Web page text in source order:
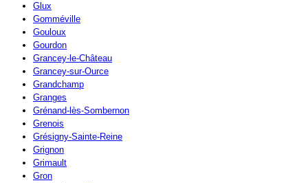
Glux
Gomméville
Gouloux
Gourdon
Grancey-le-Château
Grancey-sur-Ource
Grandchamp
Granges
Grénand-lès-Sombernon
Grenois
Grésigny-Sainte-Reine
Grignon
Grimault
Gron